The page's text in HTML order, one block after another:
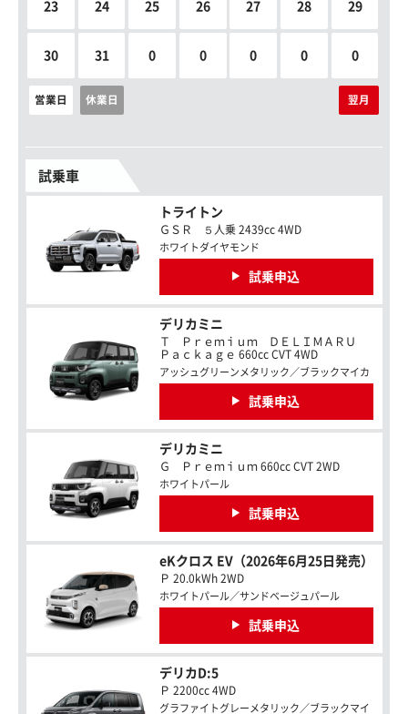
23 24 25 26 27 28 29
30 31 0 0 0 0 0
営業日 休業日 翌月
試乗車
トライトン
ＧＳＲ ５人乗 2439cc 4WD
ホワイトダイヤモンド
試乗申込
デリカミニ
Ｔ Ｐｒｅｍｉｕｍ ＤＥＬＩＭＡＲＵ
Ｐａｃｋａｇｅ 660cc CVT 4WD
アッシュグリーンメタリック／ブラックマイカ
試乗申込
デリカミニ
Ｇ Ｐｒｅｍｉｕｍ 660cc CVT 2WD
ホワイトパール
試乗申込
eKクロス EV（2026年6月25日発売）
Ｐ 20.0kWh 2WD
ホワイトパール／サンドベージュパール
試乗申込
デリカD:5
Ｐ 2200cc 4WD
グラファイトグレーメタリック／ブラックマイ